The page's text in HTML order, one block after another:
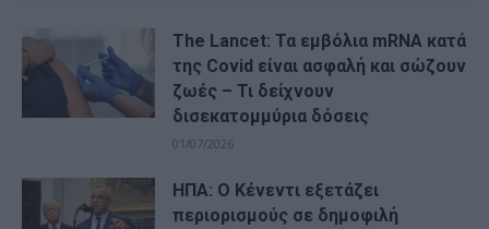
The Lancet: Τα εμβόλια mRNA κατά
της Covid είναι ασφαλή και σώζουν
ζωές – Τι δείχνουν
δισεκατομμύρια δόσεις
01/07/2026
ΗΠΑ: O Κένεντι εξετάζει
περιορισμούς σε δημοφιλή